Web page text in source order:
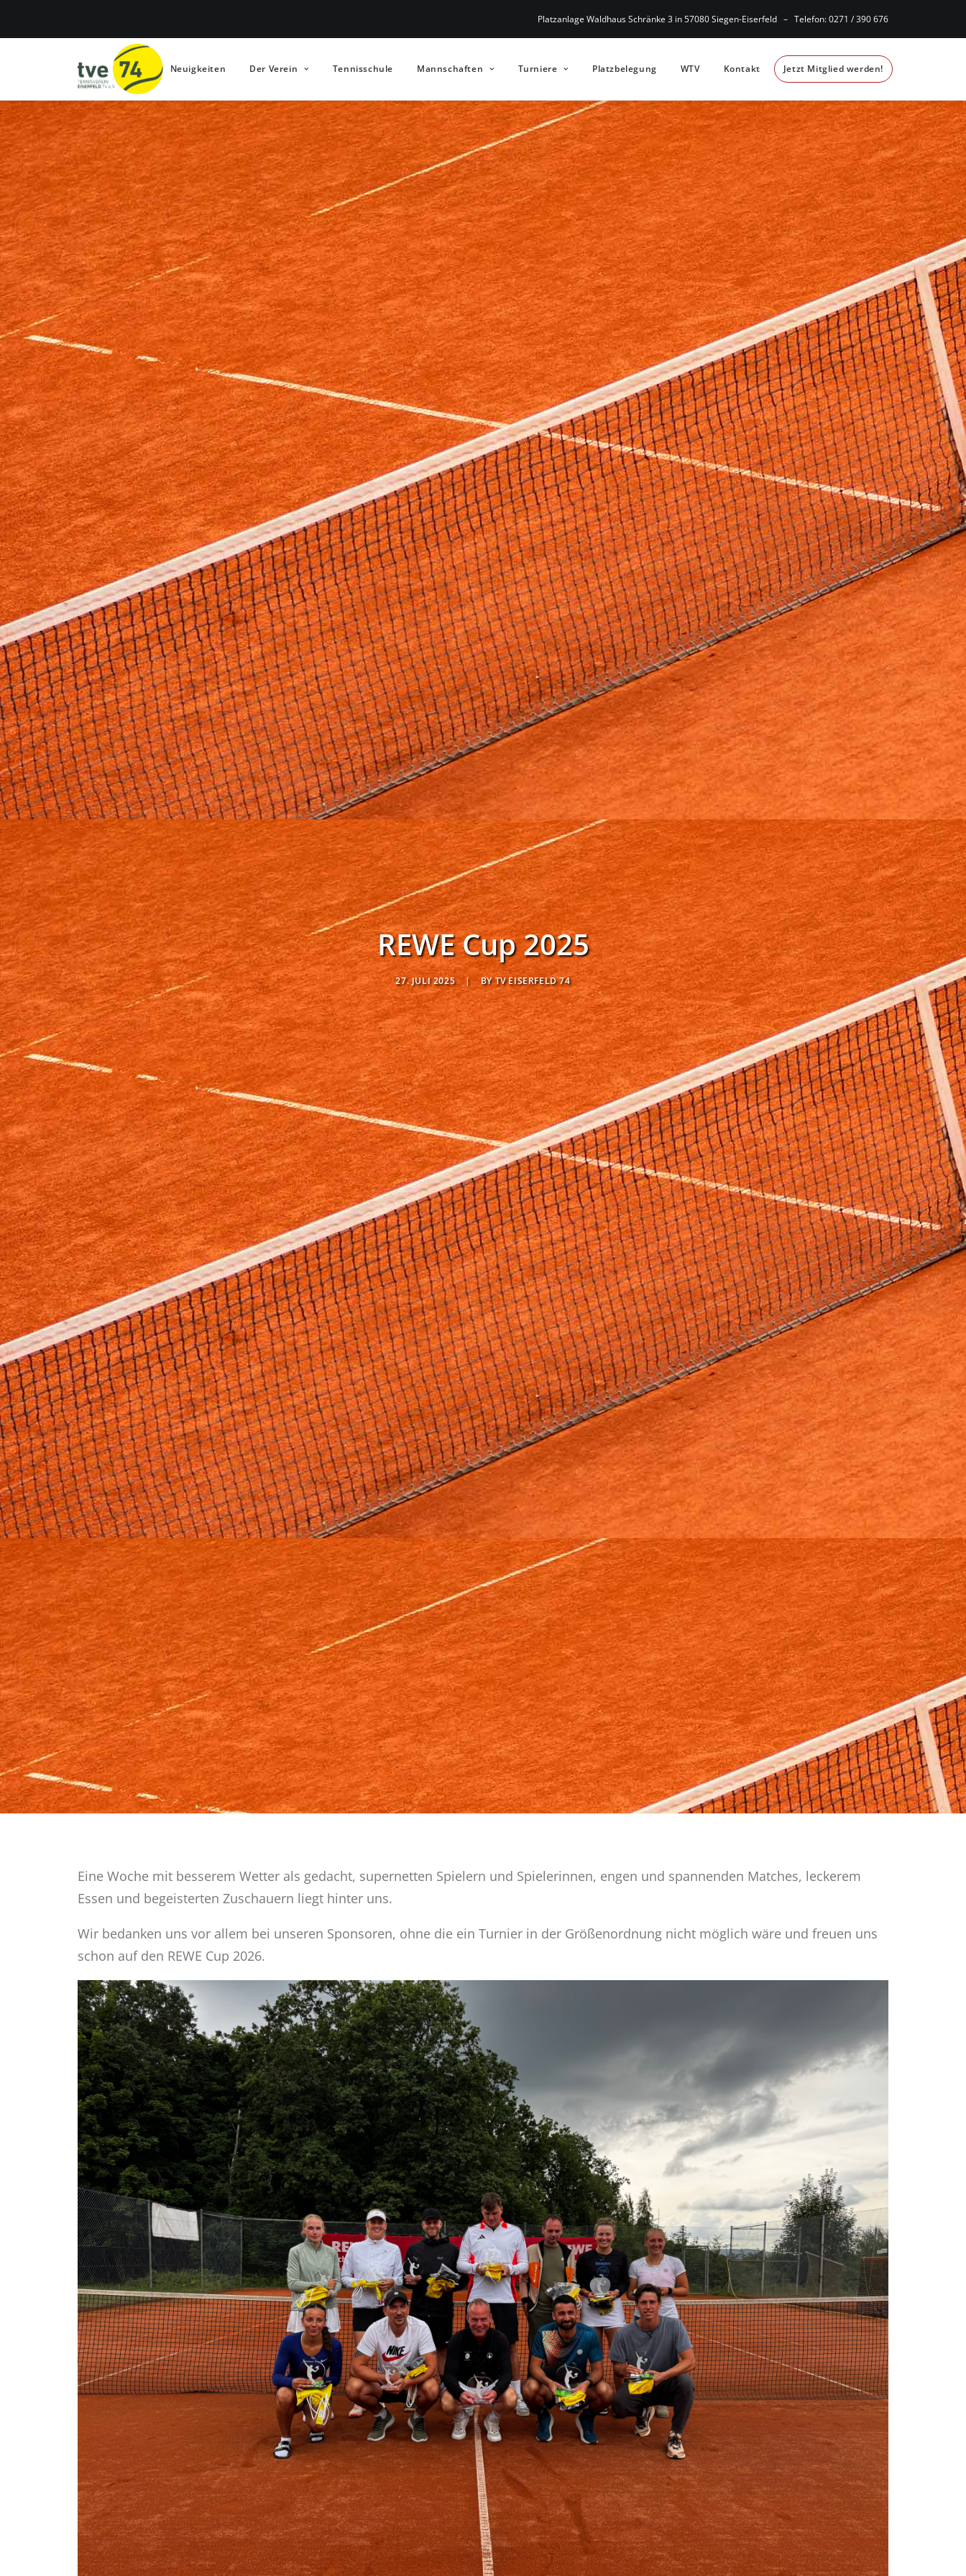
Platzanlage Waldhaus Schränke 3 in 57080 Siegen-Eiserfeld – Telefon: 0271 / 390 676
Neuigkeiten Der Verein Tennisschule Mannschaften Turniere Platzbelegung WTV Kontakt Jetzt Mitglied werden!
REWE Cup 2025
27. JULI 2025 | BYTV EISERFELD 74
Eine Woche mit besserem Wetter als gedacht, supernetten Spielern und Spielerinnen, engen und spannenden Matches, leckerem
Essen und begeisterten Zuschauern liegt hinter uns.
Wir bedanken uns vor allem bei unseren Sponsoren, ohne die ein Turnier in der Größenordnung nicht möglich wäre und freuen uns
schon auf den REWE Cup 2026.